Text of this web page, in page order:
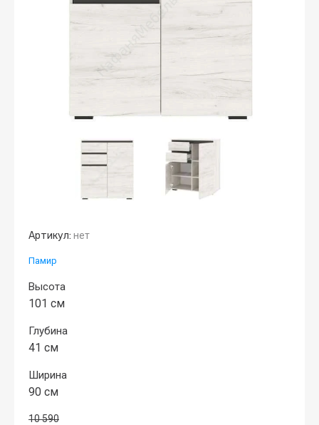
Артикул: нет
Памир
Высота
101 см
Глубина
41 см
Ширина
90 см
10 590